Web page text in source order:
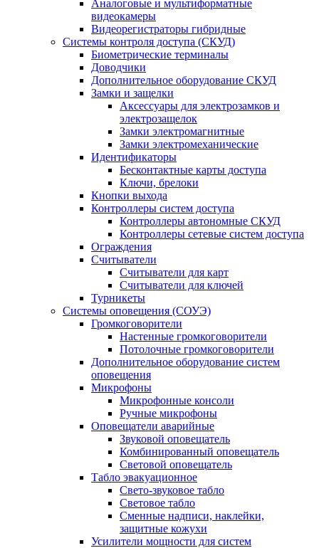
Аналоговые и мультиформатные
видеокамеры
Видеорегистраторы гибридные
Системы контроля доступа (СКУД)
Биометрические терминалы
Доводчики
Дополнительное оборудование СКУД
Замки и защелки
Аксессуары для электрозамков и
электрозащелок
Замки электромагнитные
Замки электромеханические
Идентификаторы
Бесконтактные карты доступа
Ключи, брелоки
Кнопки выхода
Контроллеры систем доступа
Контроллеры автономные СКУД
Контроллеры сетевые систем доступа
Ограждения
Считыватели
Считыватели для карт
Считыватели для ключей
Турникеты
Системы оповещения (СОУЭ)
Громкоговорители
Настенные громкоговорители
Потолочные громкоговорители
Дополнительное оборудование систем
оповещения
Микрофоны
Микрофонные консоли
Ручные микрофоны
Оповещатели аварийные
Звуковой оповещатель
Комбинированный оповещатель
Световой оповещатель
Табло эвакуационное
Свето-звуковое табло
Световое табло
Сменные надписи, наклейки,
защитные кожухи
Усилители мощности для систем